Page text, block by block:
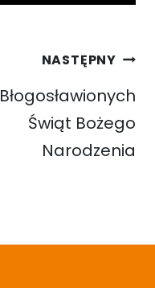
NASTĘPNY
Błogosławionych
Świąt Bożego
Narodzenia